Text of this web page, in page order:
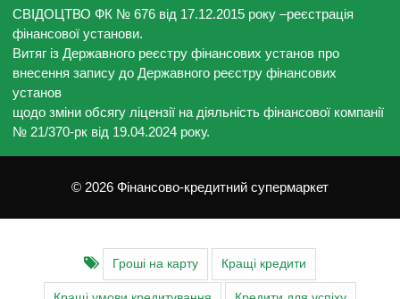
СВІДОЦТВО ФК № 676 від 17.12.2015 року –реєстрація
фінансової установи.
Витяг із Державного реєстру фінансових установ про
внесення запису до Державного реєстру фінансових
установ
щодо зміни обсягу ліцензії на діяльність фінансової компанії
№ 21/370-рк від 19.04.2024 року.
© 2026 Фінансово-кредитний супермаркет
Гроші на карту Кращі кредити